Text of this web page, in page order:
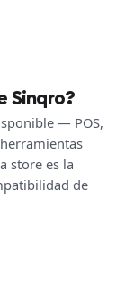
Sinqro?
— POS,
store es la
de